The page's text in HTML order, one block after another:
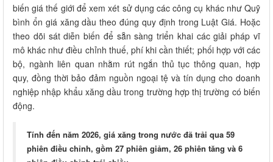
biến giá thế giới để xem xét sử dụng các công cụ khác như Quỹ
bình ổn giá xăng dầu theo đúng quy định trong Luật Giá. Hoặc
theo dõi sát diễn biến để sẵn sàng triển khai các giải pháp vĩ
mô khác như điều chỉnh thuế, phí khi cần thiết; phối hợp với các
bộ, ngành liên quan nhằm rút ngắn thủ tục thông quan, hợp
quy, đồng thời bảo đảm nguồn ngoại tệ và tín dụng cho doanh
nghiệp nhập khẩu xăng dầu trong trường hợp thị trường có biến
động.
Tính đến năm 2026, giá xăng trong nước đã trải qua 59
phiên điều chỉnh, gồm 27 phiên giảm, 26 phiên tăng và 6